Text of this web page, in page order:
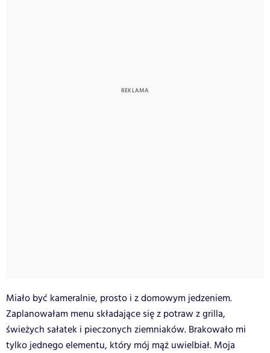
Miało być kameralnie, prosto i z domowym jedzeniem.
Zaplanowałam menu składające się z potraw z grilla,
świeżych sałatek i pieczonych ziemniaków. Brakowało mi
tylko jednego elementu, który mój mąż uwielbiał. Moja